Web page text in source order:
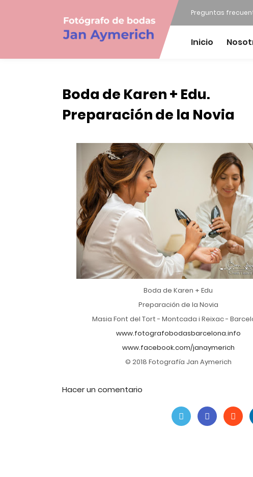
Preguntas
Inicio
Boda de Karen + Edu.
Preparación de la Novia
Boda de Karen + Edu
Preparación de la Novia
Masia Font del Tort - Montcada i Reixac -
www.fotografobodasbarcelona.info
www.facebook.com/janaymerich
© 2018 Fotografía Jan Aymerich
Hacer un comentario